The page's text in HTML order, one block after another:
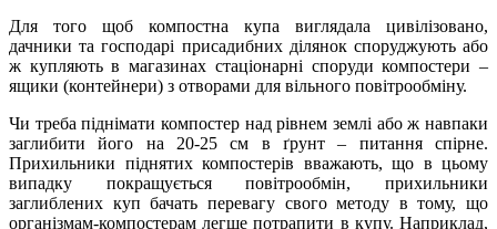
Для того щоб компостна купа виглядала цивілізовано,
дачники та господарі присадибних ділянок споруджують або
ж купляють в магазинах стаціонарні споруди компостери –
ящики (контейнери) з отворами для вільного повітрообміну.
Чи треба піднімати компостер над рівнем землі або ж навпаки
заглибити його на 20-25 см в ґрунт – питання спірне.
Прихильники піднятих компостерів вважають, що в цьому
випадку покращується повітрообмін, прихильники
заглиблених куп бачать перевагу свого методу в тому, що
організмам-компостерам легше потрапити в купу. Наприклад,